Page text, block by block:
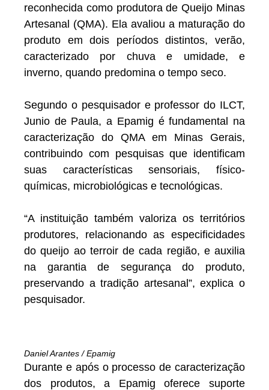
reconhecida como produtora de Queijo Minas
Artesanal (QMA). Ela avaliou a maturação do
produto em dois períodos distintos, verão,
caracterizado por chuva e umidade, e
inverno, quando predomina o tempo seco.
Segundo o pesquisador e professor do ILCT,
Junio de Paula, a Epamig é fundamental na
caracterização do QMA em Minas Gerais,
contribuindo com pesquisas que identificam
suas características sensoriais, físico-
químicas, microbiológicas e tecnológicas.
“A instituição também valoriza os territórios
produtores, relacionando as especificidades
do queijo ao terroir de cada região, e auxilia
na garantia de segurança do produto,
preservando a tradição artesanal”, explica o
pesquisador.
Daniel Arantes / Epamig
Durante e após o processo de caracterização
dos produtos, a Epamig oferece suporte